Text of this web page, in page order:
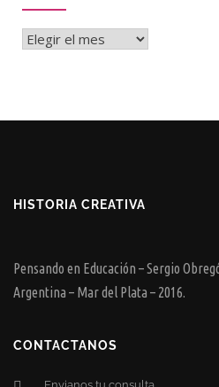
Archivos
HISTORIA CREATIVA
Pensando en Educación – Sergio
Argentina – Mar del Plata – 2016.
CONTACTANOS